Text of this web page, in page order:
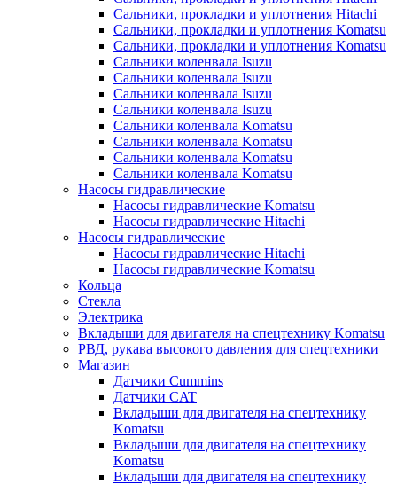
Сальники, прокладки и уплотнения Hitachi
Сальники, прокладки и уплотнения Komatsu
Сальники, прокладки и уплотнения Komatsu
Сальники коленвала Isuzu
Сальники коленвала Isuzu
Сальники коленвала Isuzu
Сальники коленвала Isuzu
Сальники коленвала Komatsu
Сальники коленвала Komatsu
Сальники коленвала Komatsu
Сальники коленвала Komatsu
Насосы гидравлические
Насосы гидравлические Komatsu
Насосы гидравлические Hitachi
Насосы гидравлические
Насосы гидравлические Hitachi
Насосы гидравлические Komatsu
Кольца
Стекла
Электрика
Вкладыши для двигателя на спецтехнику Komatsu
РВД, рукава высокого давления для спецтехники
Магазин
Датчики Cummins
Датчики CAT
Вкладыши для двигателя на спецтехнику
Komatsu
Вкладыши для двигателя на спецтехнику
Komatsu
Вкладыши для двигателя на спецтехнику